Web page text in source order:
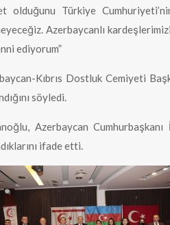
olduğunu Türkiye
Azerbaycanlı
ediyorum”
Kıbrıs Dostluk Cemiyeti
söyledi.
Azerbaycan
ifade etti.